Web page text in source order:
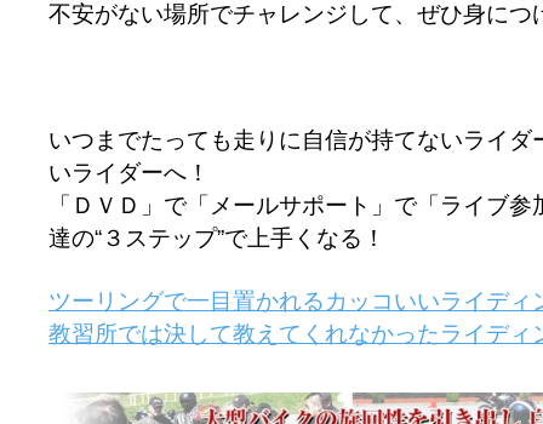
不安がない場所でチャレンジして、ぜひ身につ
いつまでたっても走りに自信が持てないライダ
いライダーへ！
「ＤＶＤ」で「メールサポート」で「ライブ
達の“３ステップ”で上手くなる！
ツーリングで一目置かれるカッコいいライディ
教習所では決して教えてくれなかったライディ